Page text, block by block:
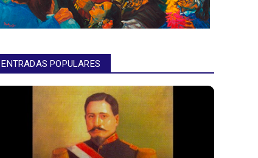
ENTRADAS POPULARES